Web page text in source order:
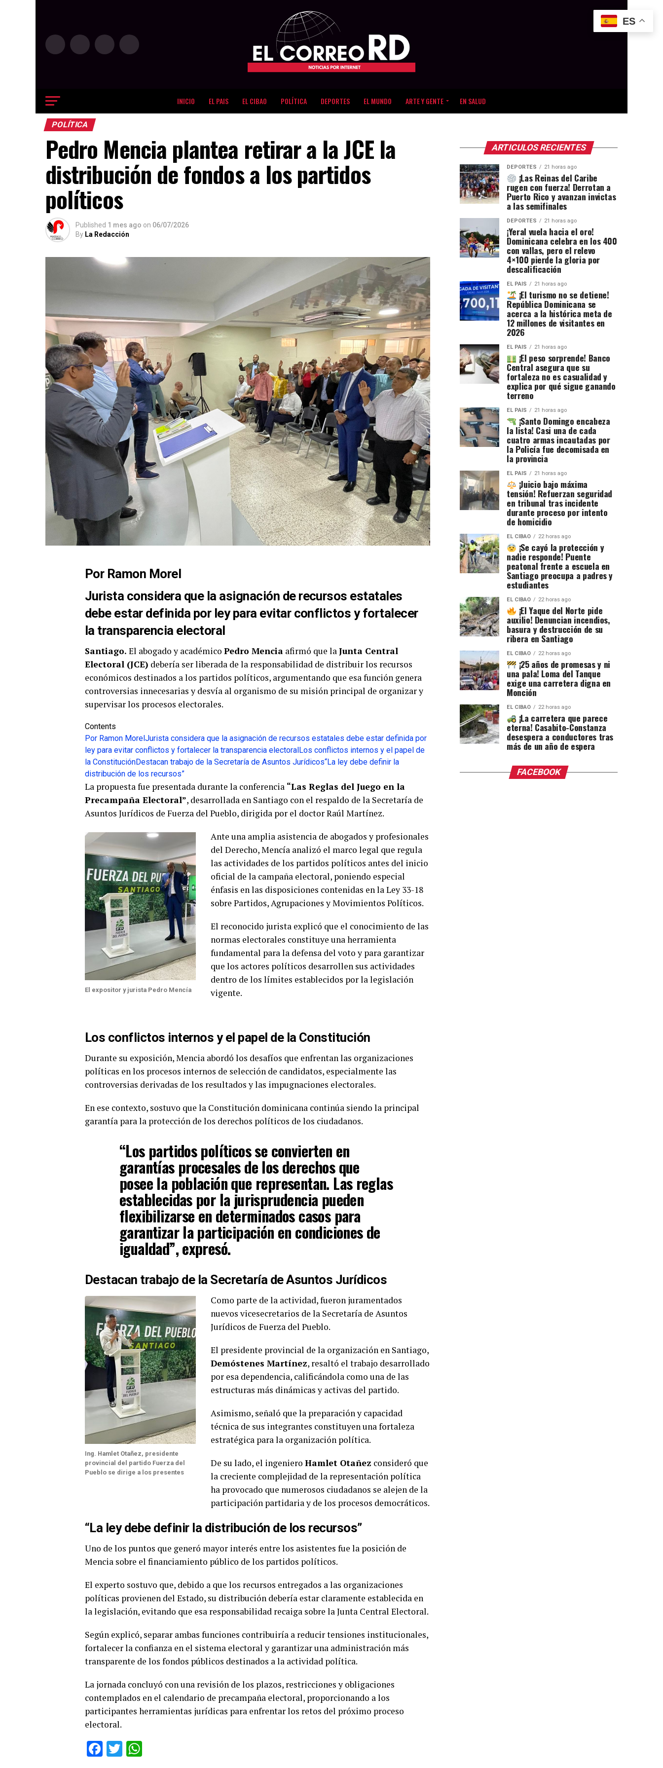
INICIO EL PAIS EL CIBAO POLÍTICA DEPORTES EL MUNDO ARTE Y GENTE EN SALUD
POLÍTICA
Pedro Mencia plantea retirar a la JCE la
distribución de fondos a los partidos
políticos
Published 1 mes ago on 06/07/2026
By La Redacción
Por Ramon Morel
Jurista considera que la asignación de recursos estatales
debe estar definida por ley para evitar conflictos y fortalecer
la transparencia electoral
Santiago. El abogado y académico Pedro Mencia afirmó que laJunta Central
Electoral (JCE) debería ser liberada de la responsabilidad de distribuir los recursos
económicos destinados a los partidos políticos, argumentando que esa función genera
controversias innecesarias y desvía al organismo de su misión principal de organizar y
supervisar los procesos electorales.
Contents
Por Ramon MorelJurista considera que la asignación de recursos estatales debe estar definida por
ley para evitar conflictos y fortalecer la transparencia electoralLos conflictos internos y el papel de
la ConstituciónDestacan trabajo de la Secretaría de Asuntos Jurídicos“La ley debe definir la
distribución de los recursos”
La propuesta fue presentada durante la conferencia “Las Reglas del Juego en la
Precampaña Electoral”, desarrollada en Santiago con el respaldo de la Secretaría de
Asuntos Jurídicos de Fuerza del Pueblo, dirigida por el doctor Raúl Martínez.
El expositor y jurista Pedro Mencía
Ante una amplia asistencia de abogados y profesionales
del Derecho, Mencía analizó el marco legal que regula
las actividades de los partidos políticos antes del inicio
oficial de la campaña electoral, poniendo especial
énfasis en las disposiciones contenidas en la Ley 33-18
sobre Partidos, Agrupaciones y Movimientos Políticos.
El reconocido jurista explicó que el conocimiento de las
normas electorales constituye una herramienta
fundamental para la defensa del voto y para garantizar
que los actores políticos desarrollen sus actividades
dentro de los límites establecidos por la legislación
vigente.
Los conflictos internos y el papel de la Constitución
Durante su exposición, Mencia abordó los desafíos que enfrentan las organizaciones
políticas en los procesos internos de selección de candidatos, especialmente las
controversias derivadas de los resultados y las impugnaciones electorales.
En ese contexto, sostuvo que la Constitución dominicana continúa siendo la principal
garantía para la protección de los derechos políticos de los ciudadanos.
“Los partidos políticos se convierten en
garantías procesales de los derechos que
posee la población que representan. Las reglas
establecidas por la jurisprudencia pueden
flexibilizarse en determinados casos para
garantizar la participación en condiciones de
igualdad”, expresó.
Destacan trabajo de la Secretaría de Asuntos Jurídicos
Ing. Hamlet Otañez, presidente
provincial del partido Fuerza del
Pueblo se dirige a los presentes
Como parte de la actividad, fueron juramentados
nuevos vicesecretarios de la Secretaría de Asuntos
Jurídicos de Fuerza del Pueblo.
El presidente provincial de la organización en Santiago,
Demóstenes Martínez, resaltó el trabajo desarrollado
por esa dependencia, calificándola como una de las
estructuras más dinámicas y activas del partido.
Asimismo, señaló que la preparación y capacidad
técnica de sus integrantes constituyen una fortaleza
estratégica para la organización política.
De su lado, el ingeniero Hamlet Otañez consideró que
la creciente complejidad de la representación política
ha provocado que numerosos ciudadanos se alejen de la
participación partidaria y de los procesos democráticos.
“La ley debe definir la distribución de los recursos”
Uno de los puntos que generó mayor interés entre los asistentes fue la posición de
Mencia sobre el financiamiento público de los partidos políticos.
El experto sostuvo que, debido a que los recursos entregados a las organizaciones
políticas provienen del Estado, su distribución debería estar claramente establecida en
la legislación, evitando que esa responsabilidad recaiga sobre la Junta Central Electoral.
Según explicó, separar ambas funciones contribuiría a reducir tensiones institucionales,
fortalecer la confianza en el sistema electoral y garantizar una administración más
transparente de los fondos públicos destinados a la actividad política.
La jornada concluyó con una revisión de los plazos, restricciones y obligaciones
contemplados en el calendario de precampaña electoral, proporcionando a los
participantes herramientas jurídicas para enfrentar los retos del próximo proceso
electoral.
Facebook
Twitter
ARTICULOS RECIENTES
DEPORTES 21 horas ago
¡Las Reinas del Caribe
rugen con fuerza! Derrotan a
Puerto Rico y avanzan invictas
a las semifinales
DEPORTES 21 horas ago
¡Yeral vuela hacia el oro!
Dominicana celebra en los 400
con vallas, pero el relevo
4×100 pierde la gloria por
descalificación
EL PAIS 21 horas ago
¡El turismo no se detiene!
República Dominicana se
acerca a la histórica meta de
12 millones de visitantes en
2026
EL PAIS 21 horas ago
¡El peso sorprende! Banco
Central asegura que su
fortaleza no es casualidad y
explica por qué sigue ganando
terreno
EL PAIS 21 horas ago
¡Santo Domingo encabeza
la lista! Casi una de cada
cuatro armas incautadas por
la Policía fue decomisada en
la provincia
EL PAIS 21 horas ago
¡Juicio bajo máxima
tensión! Refuerzan seguridad
en tribunal tras incidente
durante proceso por intento
de homicidio
EL CIBAO 22 horas ago
¡Se cayó la protección y
nadie responde! Puente
peatonal frente a escuela en
Santiago preocupa a padres y
estudiantes
EL CIBAO 22 horas ago
¡El Yaque del Norte pide
auxilio! Denuncian incendios,
basura y destrucción de su
ribera en Santiago
EL CIBAO 22 horas ago
¡25 años de promesas y ni
una pala! Loma del Tanque
exige una carretera digna en
Monción
EL CIBAO 22 horas ago
¡La carretera que parece
eterna! Casabito-Constanza
desespera a conductores tras
más de un año de espera
FACEBOOK
ES